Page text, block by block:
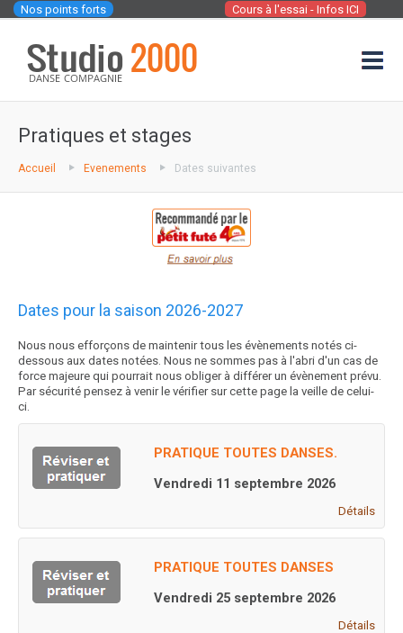
Cours à l'essai - Infos ICI
Nos points forts
Pratiques et stages
Accueil Evenements Dates suivantes
Dates pour la saison 2026-2027
Nous nous efforçons de maintenir tous les évènements notés ci-
dessous aux dates notées. Nous ne sommes pas à l'abri d'un cas de
force majeure qui pourrait nous obliger à différer un évènement prévu.
Par sécurité pensez à venir le vérifier sur cette page la veille de celui-
ci.
PRATIQUE TOUTES DANSES.
Vendredi 11 septembre 2026
Détails
PRATIQUE TOUTES DANSES
Vendredi 25 septembre 2026
Détails